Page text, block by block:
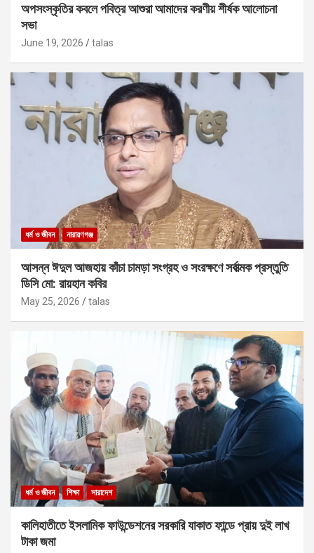
অপসংস্কৃতির কবলে পবিত্র আশুরা আমাদের করণীয় শীর্ষক আলোচনা
সভা
June 19, 2026 talas
ধর্ম ও জীবন নারায়ণগঞ্জ
আসন্ন ঈদুল আজহায় কাঁচা চামড়া সংগ্রহ ও সংরক্ষণে সর্বাত্মক প্রস্তুতি
ডিসি মো: রায়হান কবির
May 25, 2026 talas
ধর্ম ও জীবন শিক্ষা সারাদেশ
কালিহাতীতে ইসলামিক ফাউন্ডেশনের সরকারি যাকাত ফান্ডে প্রায় দুই লাখ
টাকা জমা